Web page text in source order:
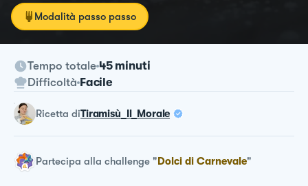
Modalità passo passo
Tempo totale 45 minuti
Difficoltà Facile
ricetta diTiramisù_Il_Morale
Partecipa alla challenge "Dolci di Carnevale"